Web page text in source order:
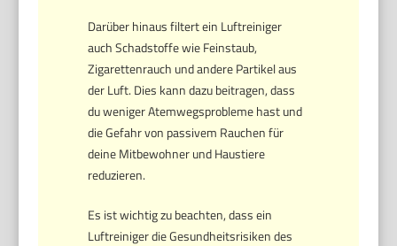
Darüber hinaus filtert ein Luftreiniger
auch Schadstoffe wie Feinstaub,
Zigarettenrauch und andere Partikel aus
der Luft. Dies kann dazu beitragen, dass
du weniger Atemwegsprobleme hast und
die Gefahr von passivem Rauchen für
deine Mitbewohner und Haustiere
reduzieren.
Es ist wichtig zu beachten, dass ein
Luftreiniger die Gesundheitsrisiken des